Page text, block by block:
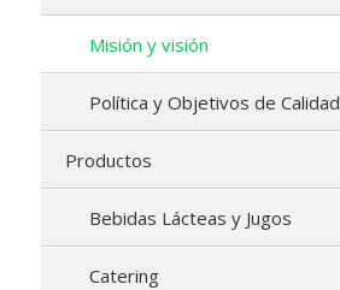
Misión y visión
Política y Objetivos de Calidad
Productos
Bebidas Lácteas y Jugos
Catering